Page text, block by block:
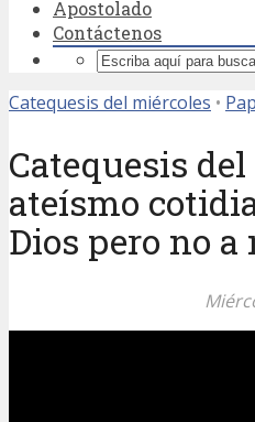
Apostolado
Contáctenos
Catequesis del miércoles •
Catequesis del
ateísmo
Dios pero no